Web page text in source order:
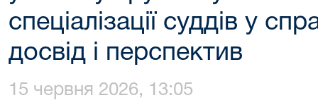
спеціалізації суддів у
досвід і перспектив
15 червня 2026, 13:05